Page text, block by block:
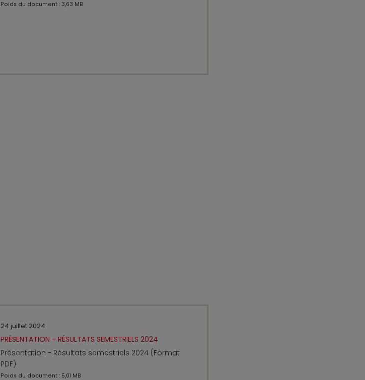
Poids du document : 3,63 MB
24 juillet 2024
PRÉSENTATION - RÉSULTATS SEMESTRIELS 2024
Présentation - Résultats semestriels 2024 (Format
PDF)
Poids du document : 5,01 MB